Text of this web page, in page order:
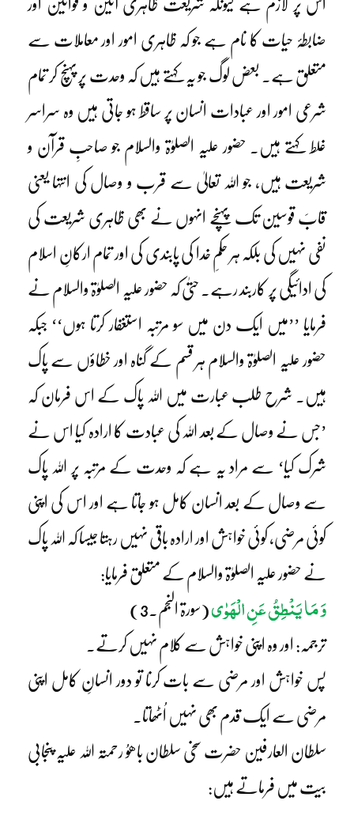
اس پر لازم ہے کیونکہ شریعت ظاہری آئین و قوانین اور
ضابطۂ حیات کا نام ہے جو کہ ظاہری امور اور معاملات سے
متعلق ہے۔ بعض لوگ جو یہ کہتے ہیں کہ وحدت پر پہنچ کر تمام
شرعی امور اور عبادات انسان پر ساقط ہو جاتی ہیں وہ سراسر
غلط کہتے ہیں۔ حضور علیہ الصلوٰۃ والسلام جو صاحبِ قرآن و
شریعت ہیں، جو اللہ تعالیٰ سے قرب و وصال کی انتہا یعنی
قابَ قوسین تک پہنچے انہوں نے بھی ظاہری شریعت کی
نفی نہیں کی بلکہ ہر حکمِ خدا کی پابندی کی اور تمام ارکانِ اسلام
کی ادائیگی پر کاربند رہے۔ حتیٰ کہ حضور علیہ الصلوٰۃ والسلام نے
فرمایا ’’میں ایک دن میں سو مرتبہ استغفار کرتا ہوں‘‘ جبکہ
حضور علیہ الصلوٰۃ والسلام ہر قسم کے گناہ اور خطاؤں سے پاک
ہیں۔ شرح طلب عبارت میں اللہ پاک کے اس فرمان کہ
’جس نے وصال کے بعد اللہ کی عبادت کا ارادہ کیا اس نے
شرک کیا‘ سے مراد یہ ہے کہ وحدت کے مرتبہ پر اللہ پاک
سے وصال کے بعد انسان کامل ہو جاتا ہے اور اس کی اپنی
کوئی مرضی، کوئی خواہش اور ارادہ باقی نہیں رہتا جیسا کہ اللہ پاک
نے حضور علیہ الصلوٰۃ والسلام کے متعلق فرمایا:
وَ مَا یَنْطِقُ عَنِ الْھَوٰی (سورۃ النجم۔3)
ترجمہ: اور وہ اپنی خواہش سے کلام نہیں کرتے۔
پس خواہش اور مرضی سے بات کرنا تو دور انسانِ کامل اپنی
مرضی سے ایک قدم بھی نہیں اُٹھاتا۔
سلطان العارفین حضرت سخی سلطان باھوُ رحمتہ اللہ علیہ پنجابی
بیت میں فرماتے ہیں: